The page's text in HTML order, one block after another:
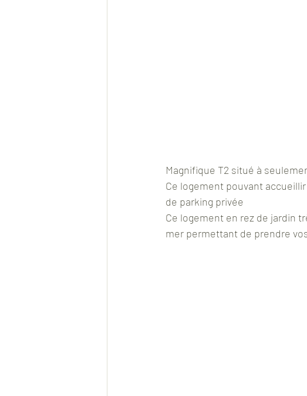
Magnifique T2 situé à
Ce logement pouvant
de parking privée
Ce logement en rez de jardin
mer permettant de prendre